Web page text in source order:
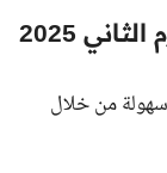
نتيجة الصف الثاني الإعدادي الترم الثاني 2025
سهولة من خلال